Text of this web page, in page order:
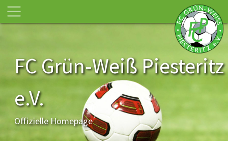
FC Grün-Weiß Piesteritz
e.V.
Offizielle Homepage